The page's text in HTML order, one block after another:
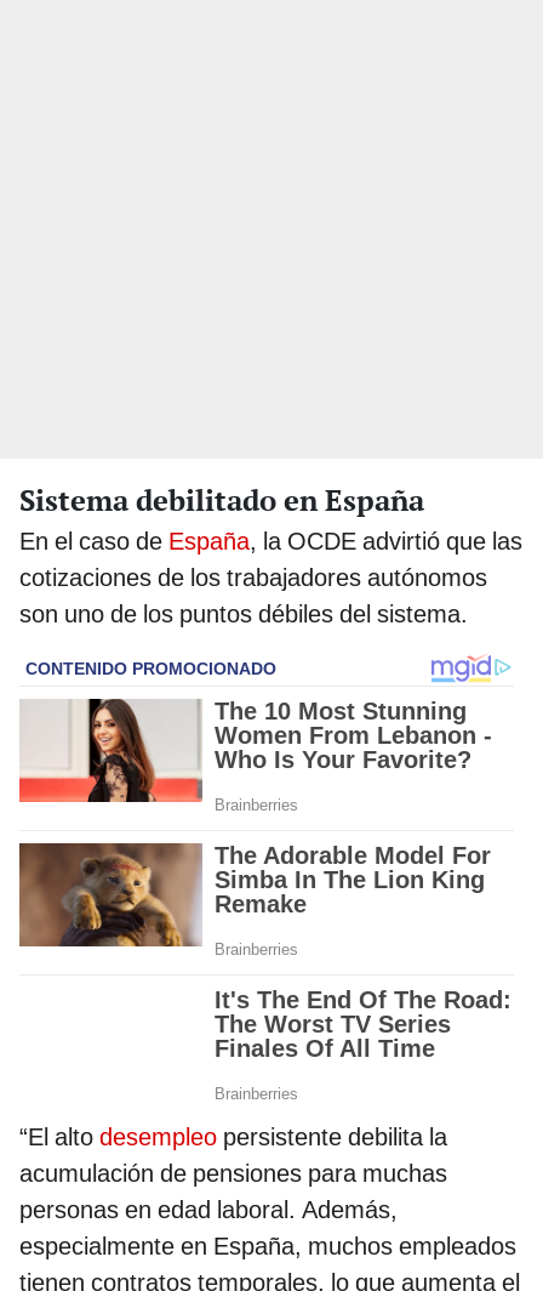
Sistema debilitado en España
En el caso de España, la OCDE advirtió que las
cotizaciones de los trabajadores autónomos
son uno de los puntos débiles del sistema.
“El alto desempleo persistente debilita la
acumulación de pensiones para muchas
personas en edad laboral. Además,
especialmente en España, muchos empleados
tienen contratos temporales, lo que aumenta el